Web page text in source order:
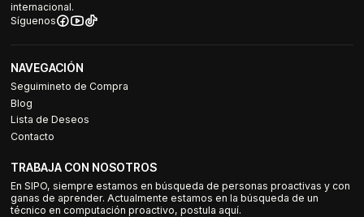
internacional.
Síguenos
NAVEGACIÓN
Seguimineto de Compra
Blog
Lista de Deseos
Contacto
TRABAJA CON NOSOTROS
En SIPO, siempre estamos en búsqueda de personas proactivas y con
ganas de aprender. Actualmente estamos en la búsqueda de un
técnico en computación proactivo, postula aquí.